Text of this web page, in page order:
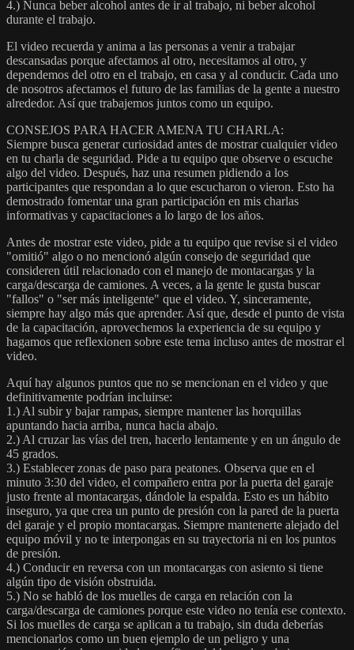
4.) Nunca beber alcohol antes de ir al trabajo, ni beber alcohol
durante el trabajo.
El video recuerda y anima a las personas a venir a trabajar
descansadas porque afectamos al otro, necesitamos al otro, y
dependemos del otro en el trabajo, en casa y al conducir. Cada uno
de nosotros afectamos el futuro de las familias de la gente a nuestro
alrededor. Así que trabajemos juntos como un equipo.
CONSEJOS PARA HACER AMENA TU CHARLA:
Siempre busca generar curiosidad antes de mostrar cualquier video
en tu charla de seguridad. Pide a tu equipo que observe o escuche
algo del video. Después, haz una resumen pidiendo a los
participantes que respondan a lo que escucharon o vieron. Esto ha
demostrado fomentar una gran participación en mis charlas
informativas y capacitaciones a lo largo de los años.
Antes de mostrar este video, pide a tu equipo que revise si el video
"omitió" algo o no mencionó algún consejo de seguridad que
consideren útil relacionado con el manejo de montacargas y la
carga/descarga de camiones. A veces, a la gente le gusta buscar
"fallos" o "ser más inteligente" que el video. Y, sinceramente,
siempre hay algo más que aprender. Así que, desde el punto de vista
de la capacitación, aprovechemos la experiencia de su equipo y
hagamos que reflexionen sobre este tema incluso antes de mostrar el
video.
Aquí hay algunos puntos que no se mencionan en el video y que
definitivamente podrían incluirse:
1.) Al subir y bajar rampas, siempre mantener las horquillas
apuntando hacia arriba, nunca hacia abajo.
2.) Al cruzar las vías del tren, hacerlo lentamente y en un ángulo de
45 grados.
3.) Establecer zonas de paso para peatones. Observa que en el
minuto 3:30 del video, el compañero entra por la puerta del garaje
justo frente al montacargas, dándole la espalda. Esto es un hábito
inseguro, ya que crea un punto de presión con la pared de la puerta
del garaje y el propio montacargas. Siempre mantenerte alejado del
equipo móvil y no te interpongas en su trayectoria ni en los puntos
de presión.
4.) Conducir en reversa con un montacargas con asiento si tiene
algún tipo de visión obstruida.
5.) No se habló de los muelles de carga en relación con la
carga/descarga de camiones porque este video no tenía ese contexto.
Si los muelles de carga se aplican a tu trabajo, sin duda deberías
mencionarlos como un buen ejemplo de un peligro y una